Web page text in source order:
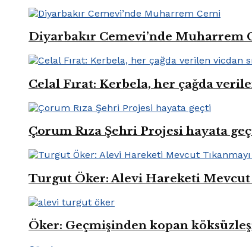
Diyarbakır Cemevi’nde Muharrem
Celal Fırat: Kerbela, her çağda
Çorum Rıza Şehri Projesi hayata
Turgut Öker: Alevi Hareketi Mevcut
Öker: Geçmişinden kopan